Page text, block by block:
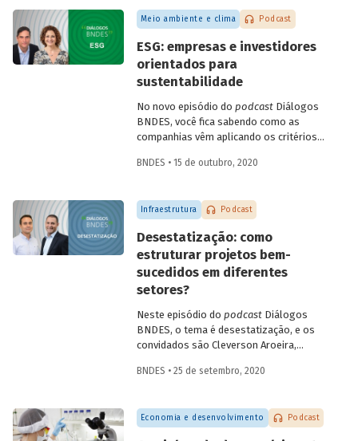
infraestrutura sustentável e conversam
sobre como os investimentos nessa área
econômica no Brasil, criando empregos e
melhorando a qualidade de vida da
população.
Meio ambiente e clima Podcast
ESG: empresas e investidores
orientados para
sustentabilidade
No novo episódio do podcastDiálogos
BNDES, você fica sabendo como as
companhias vêm aplicando os critérios
and governance- para adaptar seus
mais preocupado com sustentabilidade.
Confira o bate-papo entre Sonia Favaretto
e Julio Leite (superintendente do BNDES).
BNDES • 15 de outubro, 2020
Infraestrutura Podcast
Desestatização: como
estruturar projetos bem-
sucedidos em diferentes
setores?
Neste episódio do podcastDiálogos
BNDES, o tema é desestatização, e os
convidados são Cleverson Aroeira,
de Parcerias de Investimento do BNDES, e
International Finance Corporation (IFC),
do Grupo Banco Mundial. Na conversa,
BNDES • 25 de setembro, 2020
Economia e desenvolvimento Podcast